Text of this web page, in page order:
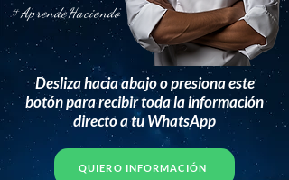
#AprendeHaciendo
Desliza hacia abajo o presiona este
botón para recibir toda la información
directo a tu WhatsApp
QUIERO INFORMACIÓN